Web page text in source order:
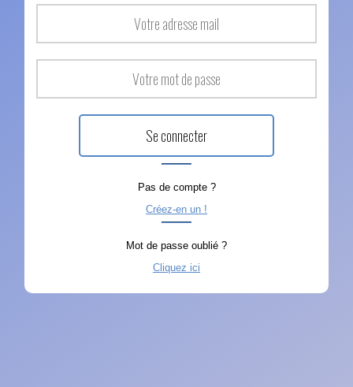
Pas de compte ?
Créez-en un !
Mot de passe oublié ?
Cliquez ici